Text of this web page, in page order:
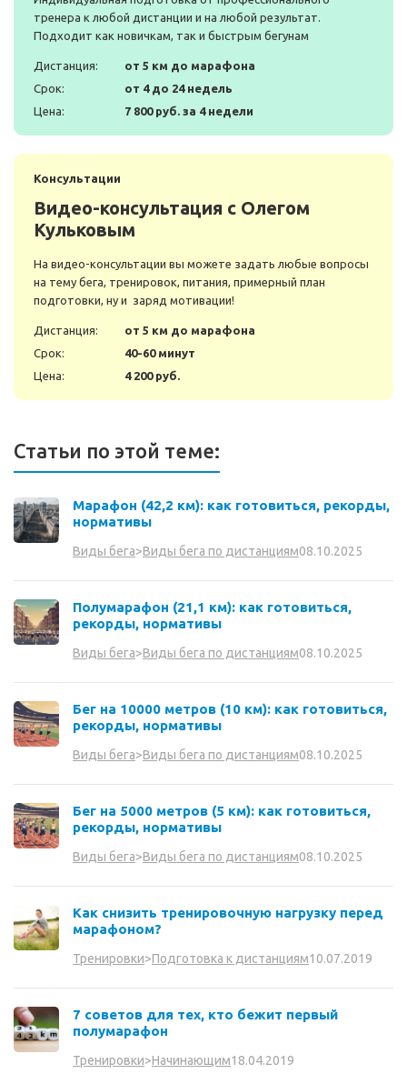
тренера к любой дистанции и на любой результат.
Подходит как новичкам, так и быстрым бегунам
Дистанция:
от 5 км до марафона
Срок:
от 4 до 24 недель
Цена:
7 800 руб. за 4 недели
Консультации
Видео-консультация с Олегом
Кульковым
На видео-консультации вы можете задать любые вопросы
на тему бега, тренировок, питания, примерный план
подготовки, ну и заряд мотивации!
Дистанция:
от 5 км до марафона
Срок:
40-60 минут
Цена:
4 200 руб.
Статьи по этой теме:
Марафон (42,2 км): как готовиться, рекорды,
нормативы
Виды бега>Виды бега по дистанциям08.10.2025
Полумарафон (21,1 км): как готовиться,
рекорды, нормативы
Виды бега>Виды бега по дистанциям08.10.2025
Бег на 10000 метров (10 км): как готовиться,
рекорды, нормативы
Виды бега>Виды бега по дистанциям08.10.2025
Бег на 5000 метров (5 км): как готовиться,
рекорды, нормативы
Виды бега>Виды бега по дистанциям08.10.2025
Как снизить тренировочную нагрузку перед
марафоном?
Тренировки>Подготовка к дистанциям10.07.2019
7 советов для тех, кто бежит первый
полумарафон
Тренировки>Начинающим18.04.2019